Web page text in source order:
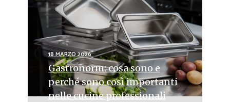
18 MARZO 2026
Gastronorm: cosa sono e
perché sono così importanti
nelle cucine professionali